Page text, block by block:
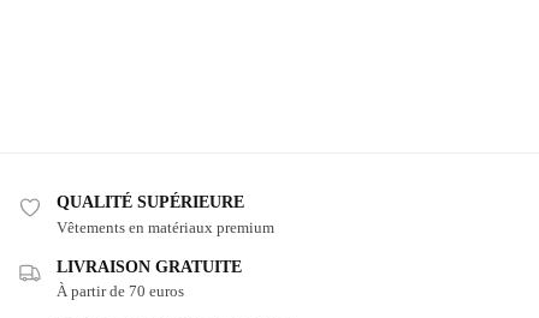
QUALITÉ SUPÉRIEURE
Vêtements en matériaux premium
LIVRAISON GRATUITE
À partir de 70 euros